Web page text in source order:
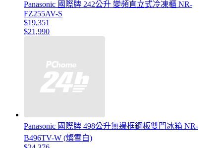
Panasonic 國際牌 242公升 變頻直立式冷凍櫃 NR-
FZ255AV-S
$19,351
$21,990
Panasonic 國際牌 498公升無邊框鋼板雙門冰箱 NR-
B496TV-W (燦雪白)